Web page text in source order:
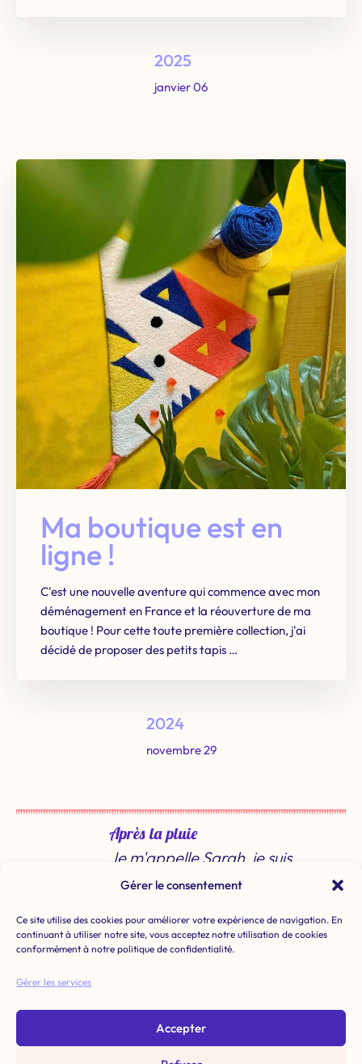
Gérer le consentement
Ce site utilise des cookies pour améliorer votre expérience de navigation. En
continuant à utiliser notre site, vous acceptez notre utilisation de cookies
conformément à notre politique de confidentialité.
Gérer les services
Accepter
2025
janvier 06
Ma boutique est en
ligne !
C'est une nouvelle aventure qui commence avec mon
déménagement en France et la réouverture de ma
boutique ! Pour cette toute première collection, j'ai
décidé de proposer des petits tapis …
2024
novembre 29
Après la pluie
Je m'appelle Sarah, je suis
illustratrice spécialisée dans le
Design Textile et Surface. J'aide
les marques dans le
développement de leurs futures
collections, mais aussi en créant
propose de la décoration